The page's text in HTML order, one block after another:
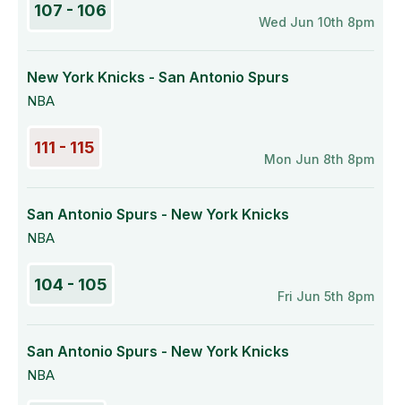
107 - 106
Wed Jun 10th 8pm
New York Knicks - San Antonio Spurs
NBA
111 - 115
Mon Jun 8th 8pm
San Antonio Spurs - New York Knicks
NBA
104 - 105
Fri Jun 5th 8pm
San Antonio Spurs - New York Knicks
NBA